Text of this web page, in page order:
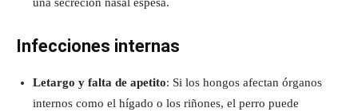
Infecciones internas
Letargo y falta de apetito: Si los hongos afectan órganos
internos como el hígado o los riñones, el perro puede